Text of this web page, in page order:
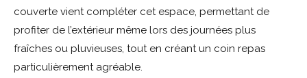
couverte vient compléter cet espace, permettant de
profiter de l’extérieur même lors des journées plus
fraîches ou pluvieuses, tout en créant un coin repas
particulièrement agréable.